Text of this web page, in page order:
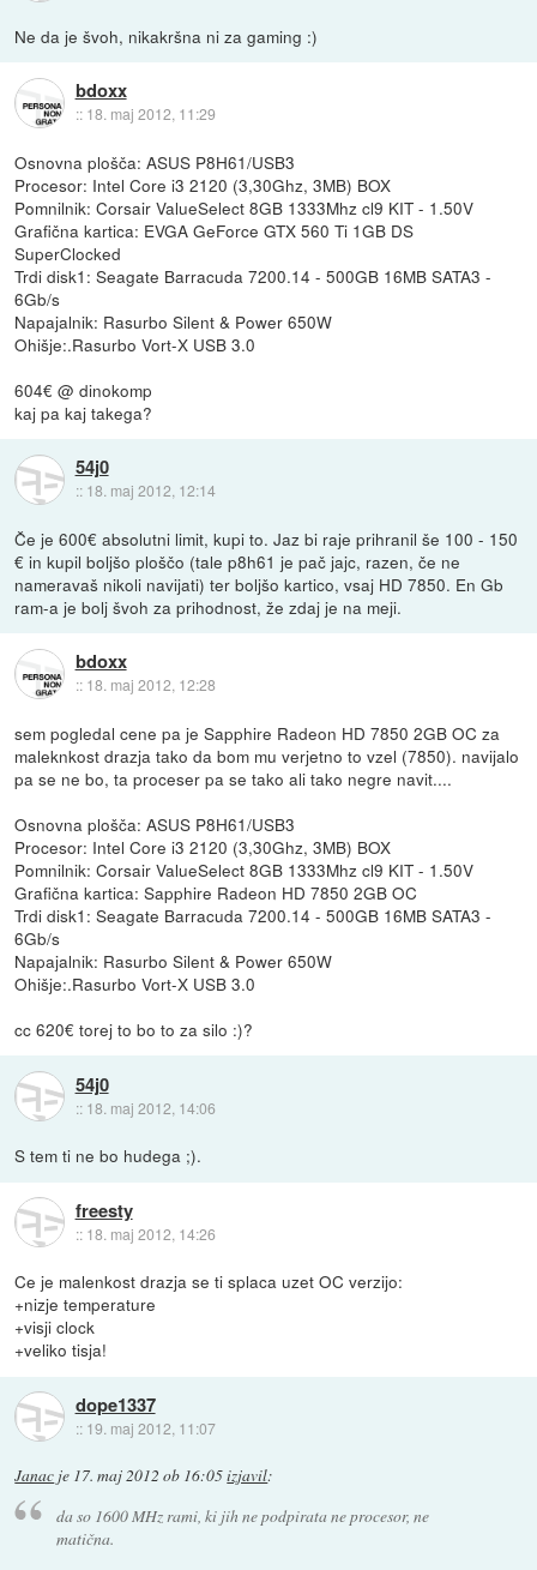
Ne da je švoh, nikakršna ni za gaming :)
bdoxx
:: 18. maj 2012, 11:29
Osnovna plošča: ASUS P8H61/USB3
Procesor: Intel Core i3 2120 (3,30Ghz, 3MB) BOX
Pomnilnik: Corsair ValueSelect 8GB 1333Mhz cl9 KIT - 1.50V
Grafična kartica: EVGA GeForce GTX 560 Ti 1GB DS
SuperClocked
Trdi disk1: Seagate Barracuda 7200.14 - 500GB 16MB SATA3 -
6Gb/s
Napajalnik: Rasurbo Silent & Power 650W
Ohišje:.Rasurbo Vort-X USB 3.0
604€ @ dinokomp
kaj pa kaj takega?
54j0
:: 18. maj 2012, 12:14
Če je 600€ absolutni limit, kupi to. Jaz bi raje prihranil še 100 - 150
€ in kupil boljšo ploščo (tale p8h61 je pač jajc, razen, če ne
nameravaš nikoli navijati) ter boljšo kartico, vsaj HD 7850. En Gb
ram-a je bolj švoh za prihodnost, že zdaj je na meji.
bdoxx
:: 18. maj 2012, 12:28
sem pogledal cene pa je Sapphire Radeon HD 7850 2GB OC za
maleknkost drazja tako da bom mu verjetno to vzel (7850). navijalo
pa se ne bo, ta proceser pa se tako ali tako negre navit....
Osnovna plošča: ASUS P8H61/USB3
Procesor: Intel Core i3 2120 (3,30Ghz, 3MB) BOX
Pomnilnik: Corsair ValueSelect 8GB 1333Mhz cl9 KIT - 1.50V
Grafična kartica: Sapphire Radeon HD 7850 2GB OC
Trdi disk1: Seagate Barracuda 7200.14 - 500GB 16MB SATA3 -
6Gb/s
Napajalnik: Rasurbo Silent & Power 650W
Ohišje:.Rasurbo Vort-X USB 3.0
cc 620€ torej to bo to za silo :)?
54j0
:: 18. maj 2012, 14:06
S tem ti ne bo hudega ;).
freesty
:: 18. maj 2012, 14:26
Ce je malenkost drazja se ti splaca uzet OC verzijo:
+nizje temperature
+visji clock
+veliko tisja!
dope1337
:: 19. maj 2012, 11:07
Janac je 17. maj 2012 ob 16:05izjavil:
da so 1600 MHz rami, ki jih ne podpirata ne procesor, ne
matična.